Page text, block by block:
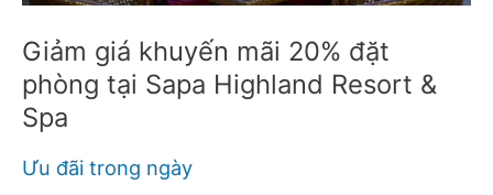
Giảm giá khuyến mãi 20% đặt
phòng tại Sapa Highland Resort &
Spa
Ưu đãi trong ngày